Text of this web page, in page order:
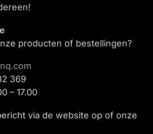
producten of bestellingen?
369
– 17.00
via de website op of onze